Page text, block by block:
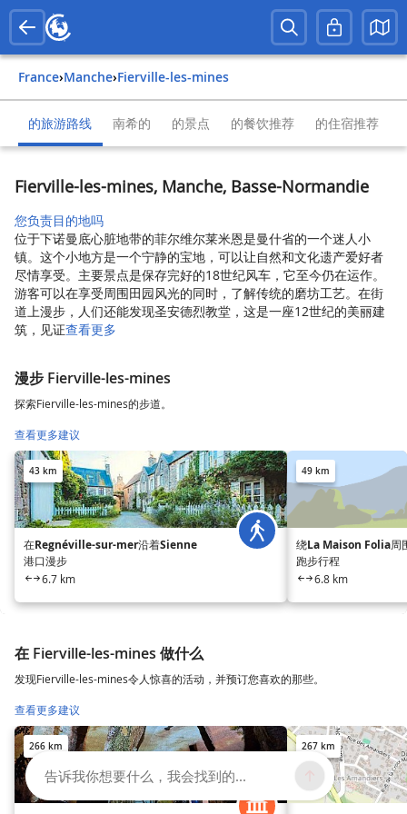
France› Manche› Fierville-les-mines
的旅游路线 南希的 的景点 的餐饮推荐 的住宿推荐
Fierville-les-mines, Manche, Basse-Normandie
您负责目的地吗
位于下诺曼底心脏地带的菲尔维尔莱米恩是曼什省的一个迷人小
镇。这个小地方是一个宁静的宝地，可以让自然和文化遗产爱好者
尽情享受。主要景点是保存完好的18世纪风车，它至今仍在运作。
游客可以在享受周围田园风光的同时，了解传统的磨坊工艺。在街
道上漫步，人们还能发现圣安德烈教堂，这是一座12世纪的美丽建
筑，见证查看更多
漫步 Fierville-les-mines
探索Fierville-les-mines的步道。
查看更多建议
43 km
在Regnéville-sur-mer沿着Sienne
港口漫步
6.7 km
49 km
绕La Maison Folia周
跑步行程
6.8 km
在 Fierville-les-mines 做什么
发现Fierville-les-mines令人惊喜的活动，并预订您喜欢的那些。
查看更多建议
266 km 267 km
告诉我你想要什么，我会找到的...